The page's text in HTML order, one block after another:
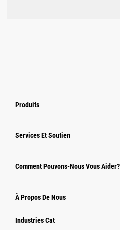
Produits
Services Et Soutien
Comment Pouvons-Nous Vous Aider?
À Propos De Nous
Industries Cat